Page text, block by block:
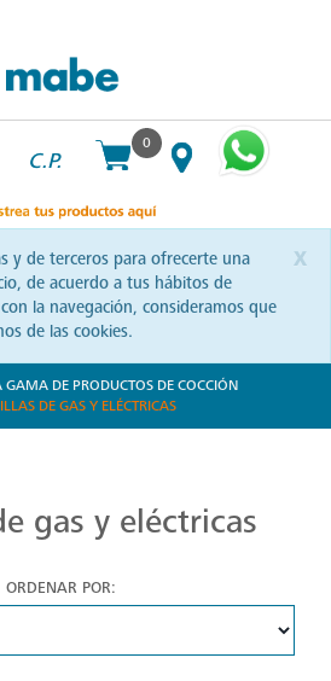
C.P.
0
x
y de terceros para ofrecerte una
de acuerdo a tus hábitos de
la navegación, consideramos que
de las cookies.
DE PRODUCTOS DE COCCIÓN
DE GAS Y ELÉCTRICAS
gas y eléctricas
ORDENAR POR: